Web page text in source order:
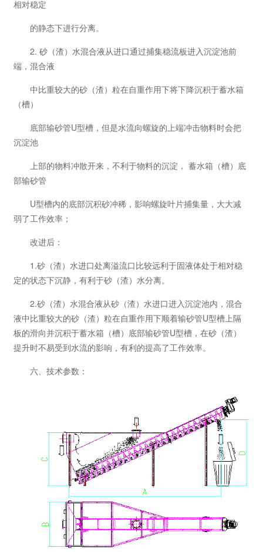
相对稳定
的静态下进行分离。
2. 砂（渣）水混合液从进口通过捕集稳流板进入沉淀池前
端，混合液
中比重较大的砂（渣）粒在自重作用下将下降沉积于蓄水箱
（槽）
底部输砂管U型槽，但是水流向螺旋的上端冲击物料时会把
沉淀池
上部的物料冲散开来，不利于物料的沉淀， 蓄水箱（槽）底
部输砂管
U型槽内的底部沉积砂冲稀，影响螺旋叶片捕集量，大大减
弱了工作效率；
改进后：
1.砂（渣）水进口处离溢流口比较远利于固液体处于相对稳
定的状态下沉静，有利于砂（渣）水分离。
2.砂（渣）水混合液从砂（渣）水进口进入沉淀池内，混合
液中比重较大的砂（渣）粒在自重作用下顺着输砂管U型槽上隔
板的滑向并沉积于蓄水箱（槽）底部输砂管U型槽，在砂（渣）
提升时不易受到水流的影响，有利的提高了工作效率。
六、技术参数：